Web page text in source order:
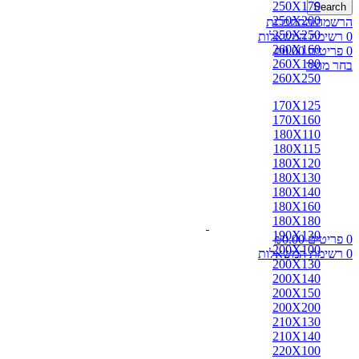
Search
הרשמה/התחברות
0 רשימת המשאלות
0 פריטים ₪0.00
בחר מוצר
0 פריטים ₪0.00
0 רשימת המשאלות
250X170
250X200
250X250
260X160
260X180
260X250
170X125
170X160
180X110
180X115
180X120
180X130
180X140
180X160
180X180
190X130
200X100
200X130
200X140
200X150
200X200
210X130
210X140
220X100